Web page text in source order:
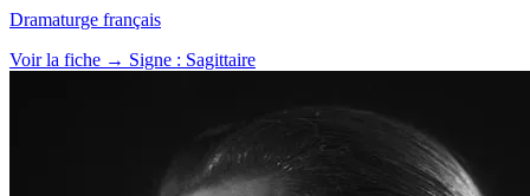
Dramaturge français
Voir la fiche → Signe : Sagittaire